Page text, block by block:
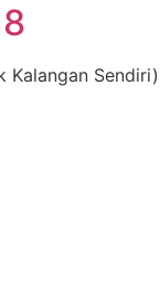
Kalangan Sendiri)